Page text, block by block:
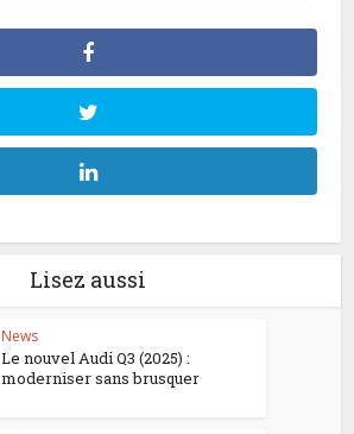
Lisez aussi
News
Le nouvel Audi Q3 (2025) :
moderniser sans brusquer